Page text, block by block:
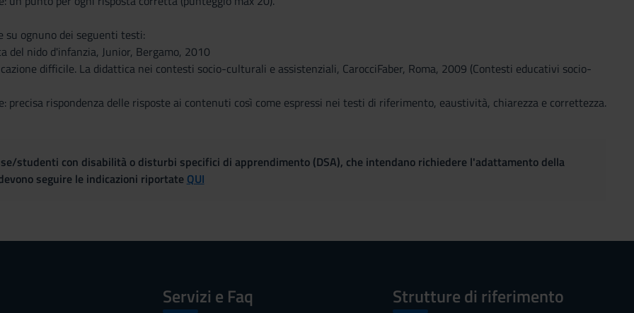
su ognuno dei seguenti testi:
del nido d'infanzia, Junior, Bergamo, 2010
difficile. La didattica nei contesti socio-culturali e assistenziali, CarocciFaber, Roma, 2009 (Contesti educativi socio-
precisa rispondenza delle risposte ai contenuti così come espressi nei testi di riferimento, eaustività, chiarezza e correttezza.
studenti con disabilità o disturbi specifici di apprendimento (DSA), che intendano richiedere l'adattamento della
seguire le indicazioni riportate QUI
Servizi e Faq Strutture di riferimento